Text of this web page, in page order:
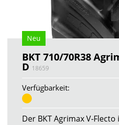
Neu
BKT 710/70R38
D 18659
Verfügbarkeit:
Der BKT Agrimax V-